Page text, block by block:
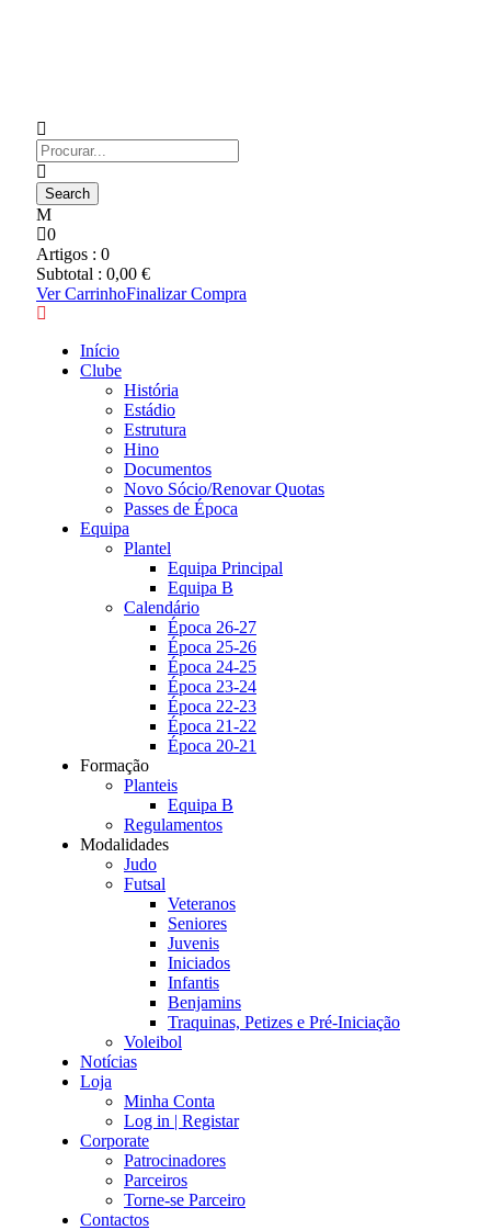
0
Artigos : 0
Subtotal : 0,00 €
Ver CarrinhoFinalizar Compra
Início
Clube
História
Estádio
Estrutura
Hino
Documentos
Novo Sócio/Renovar Quotas
Passes de Época
Equipa
Plantel
Equipa Principal
Equipa B
Calendário
Época 26-27
Época 25-26
Época 24-25
Época 23-24
Época 22-23
Época 21-22
Época 20-21
Formação
Planteis
Equipa B
Regulamentos
Modalidades
Judo
Futsal
Veteranos
Seniores
Juvenis
Iniciados
Infantis
Benjamins
Traquinas, Petizes e Pré-Iniciação
Voleibol
Notícias
Loja
Minha Conta
Log in | Registar
Corporate
Patrocinadores
Parceiros
Torne-se Parceiro
Contactos